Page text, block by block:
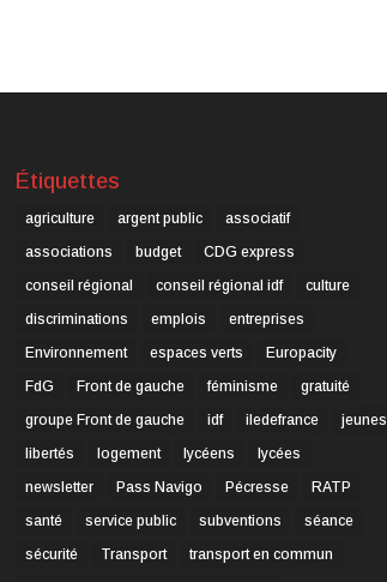
Étiquettes
agriculture argent public
associatif
associations
budget
CDG express
conseil régional
conseil régional idf
culture
discriminations
emplois
entreprises
Environnement
espaces verts
Europacity
FdG
Front de gauche féminisme
gratuité
groupe Front de gauche
idf iledefrance
jeunes
libertés
logement lycéens
lycées
newsletter
Pass Navigo Pécresse
RATP
santé
service public subventions
séance
sécurité
Transport
transport en commun